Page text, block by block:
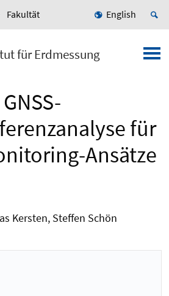
Fakultät English
für Erdmessung
GNSS-
für
Ansätze
Kersten, Steffen Schön